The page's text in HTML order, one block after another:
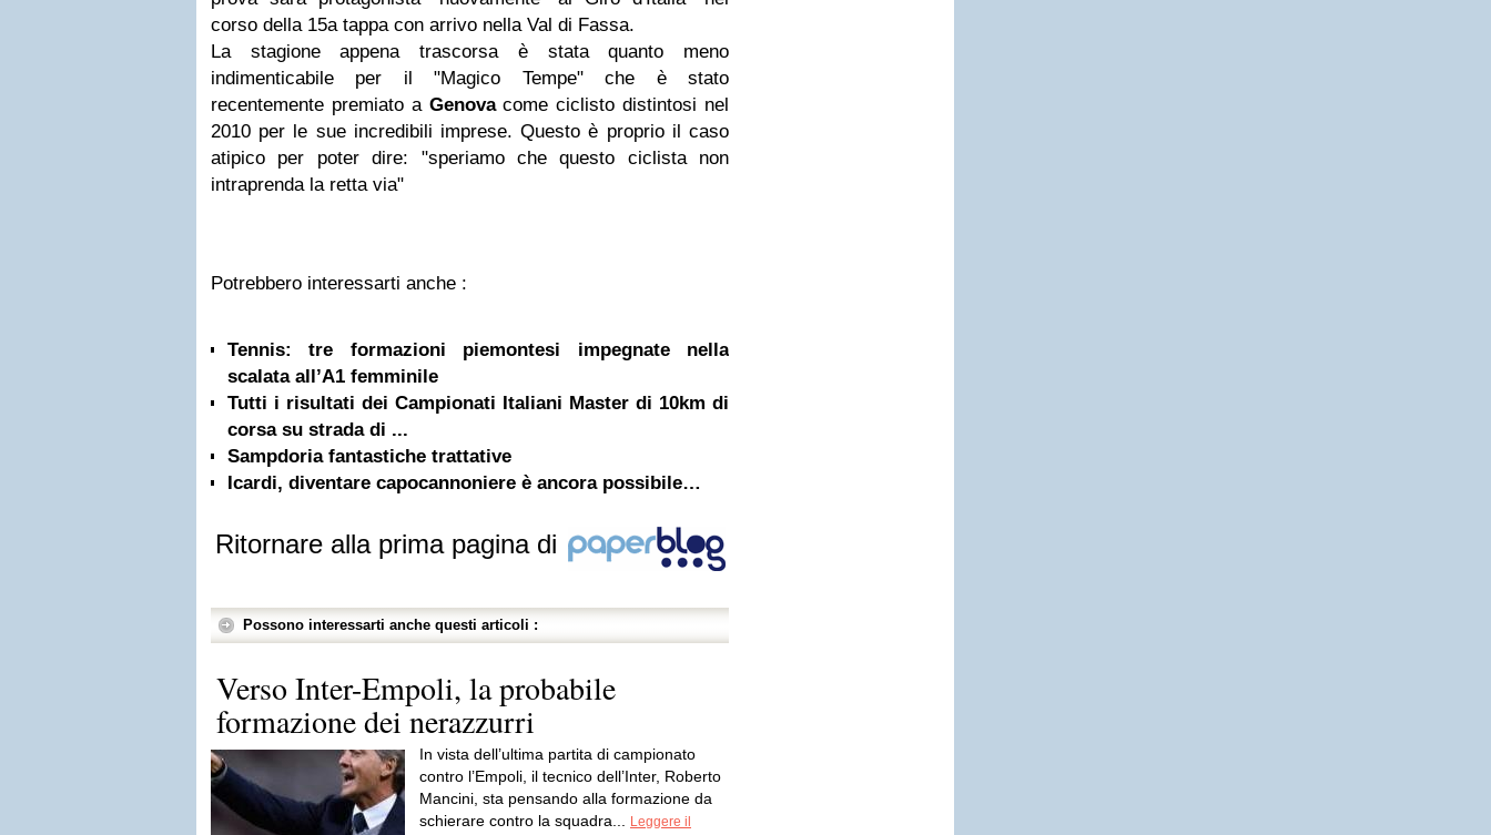
corso della 15a tappa con arrivo nella Val di Fassa.
La stagione appena trascorsa è stata quanto meno
indimenticabile per il "Magico Tempe" che è stato
recentemente premiato a Genovacome ciclisto distintosi nel
2010 per le sue incredibili imprese. Questo è proprio il caso
atipico per poter dire: "speriamo che questo ciclista non
intraprenda la retta via"
Potrebbero interessarti anche :
Tennis: tre formazioni piemontesi impegnate nella
scalata all’A1 femminile
Tutti i risultati dei Campionati Italiani Master di 10km di
corsa su strada di ...
Sampdoria fantastiche trattative
Icardi, diventare capocannoniere è ancora possibile…
Ritornare alla prima pagina di
Possono interessarti anche questi articoli :
Verso Inter-Empoli, la probabile
formazione dei nerazzurri
In vista dell’ultima partita di campionato
contro l’Empoli, il tecnico dell’Inter, Roberto
Mancini, sta pensando alla formazione da
schierare contro la squadra...
Leggere il